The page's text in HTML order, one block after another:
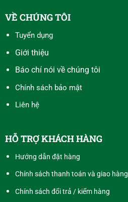
VỀ CHÚNG TÔI
Tuyển dụng
Giới thiệu
Báo chí nói về chúng tôi
Chính sách bảo mật
Liên hệ
HỖ TRỢ KHÁCH HÀNG
Hướng dẫn đặt hàng
Chính sách thanh toán và giao hàng
Chính sách đổi trả / kiểm hàng